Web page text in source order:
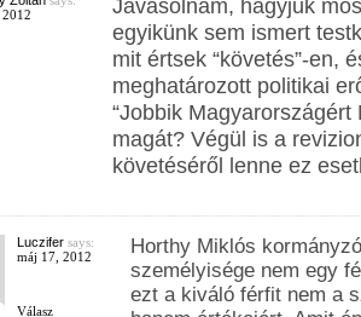
Javasolnám, hagyjuk
egyikünk sem ismert
mit értsek “követés”-en,
meghatározott politikai
“Jobbik Magyarországért
magát? Végül is a
követéséről lenne ez
Luczifersays:
máj 17, 2012
Válasz
Horthy Miklós
személyisége nem egy
ezt a kiváló férfit nem a